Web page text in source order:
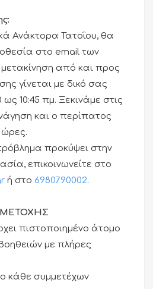
Ανάκτορα Τατοΐου, θα
στο email των
από και προς
γίνεται με δικό σας
10:45 πμ. Ξεκινάμε στις
και ο περίπατος
ώρες.
προκύψει στην
επικοινωνείτε στο
ή στο 6980790002.
πιστοποιημένο άτομο
με πλήρες
κάθε συμμετέχων